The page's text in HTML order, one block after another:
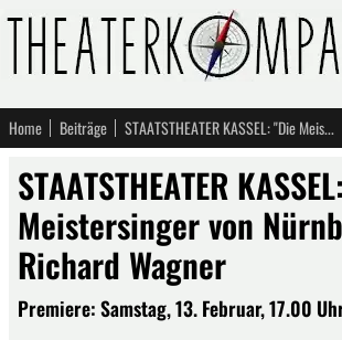
Home Beiträge STAATSTHEATER KASSEL: "Die Meistersinger von Nürnberg" von Richard Wagner
STAATSTHEATER
Meistersinger von
Richard Wagner
Premiere: Samstag, 13. Februar, 17.00